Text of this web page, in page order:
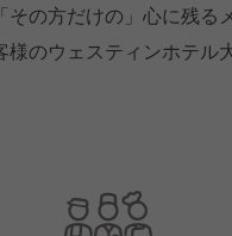
の方だけの」心に残る
のウェスティンホテル